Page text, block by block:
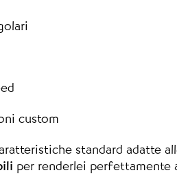
custom
standard adatte
per renderlei perfettamente